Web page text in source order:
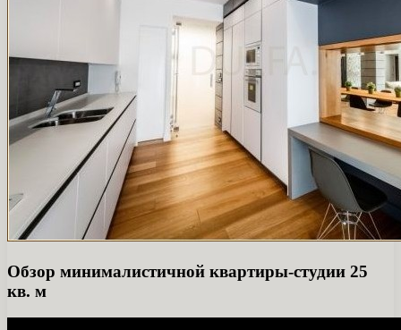
Обзор минималистичной квартиры-студии 25
кв. м